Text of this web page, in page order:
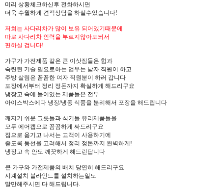
미리 상황체크하신후 전화하시면
더욱 수월하게 견적상담을 하실수있습니다!
저희는 사다리차가 많이 보유 되어있기때문에
따로 사다리차 인력을 부르지않아도되서
편하실 겁니다!
가구가 가전제품 같은 큰 이삿짐들은 힘과
숙련된 기술 필요로하는 업무는 남자 직원이 하고
주방 살림은 꼼꼼한 여자 직원분이 하러 갑니다
포장에서부터 정리 정돈까지 확실하게 해드리구요
냉장고 속에 들어있는 제품들은 전부
아이스박스에다 냉장/냉동 식품을 분리해서 포장을 해드립니다
깨지기 쉬운 그릇들과 식기들 유리제품들을
모두 에어캡으로 꼼꼼하게 싸드리구요
집으로 옮기고 나서는 고객이 사용하기에
좋도록 동선을 고려해서 정리 정돈까지 완벽하게!
냉장고 속 안도 깨끗하게 해드린답니다
큰 가구와 가전제품의 배치 당연히 해드리구요
시계설치 블라인드를 설치하는일도
말만해주시면 다 해드립니다.